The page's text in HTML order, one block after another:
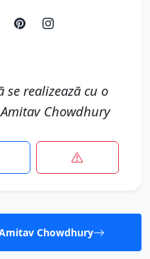
realizează cu o
Chowdhury
Chowdhury